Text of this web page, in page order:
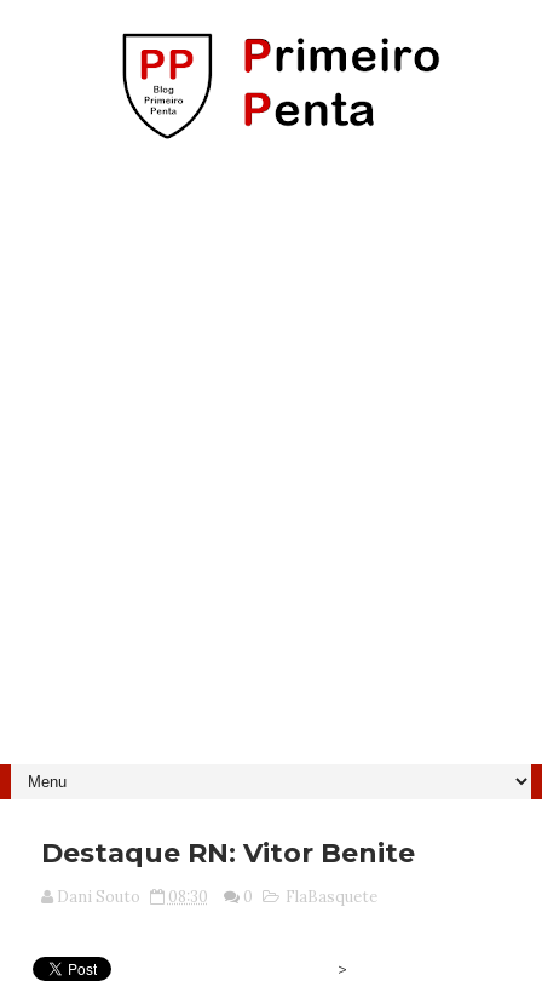
Destaque RN: Vitor Benite
Dani Souto 08:30 0 FlaBasquete
>